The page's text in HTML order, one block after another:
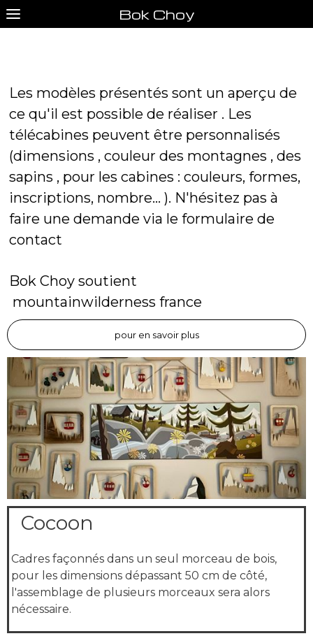
Bok Choy
Les modèles présentés sont un aperçu de
ce qu'il est possible de réaliser . Les
télécabines peuvent être personnalisés
(dimensions , couleur des montagnes , des
sapins , pour les cabines : couleurs, formes,
inscriptions, nombre... ). N'hésitez pas à
faire une demande via le formulaire de
contact
Bok Choy soutient
mountainwilderness france
pour en savoir plus
Cocoon
Cadres façonnés dans un seul morceau de bois,
pour les dimensions dépassant 50 cm de côté,
l'assemblage de plusieurs morceaux sera alors
nécessaire.